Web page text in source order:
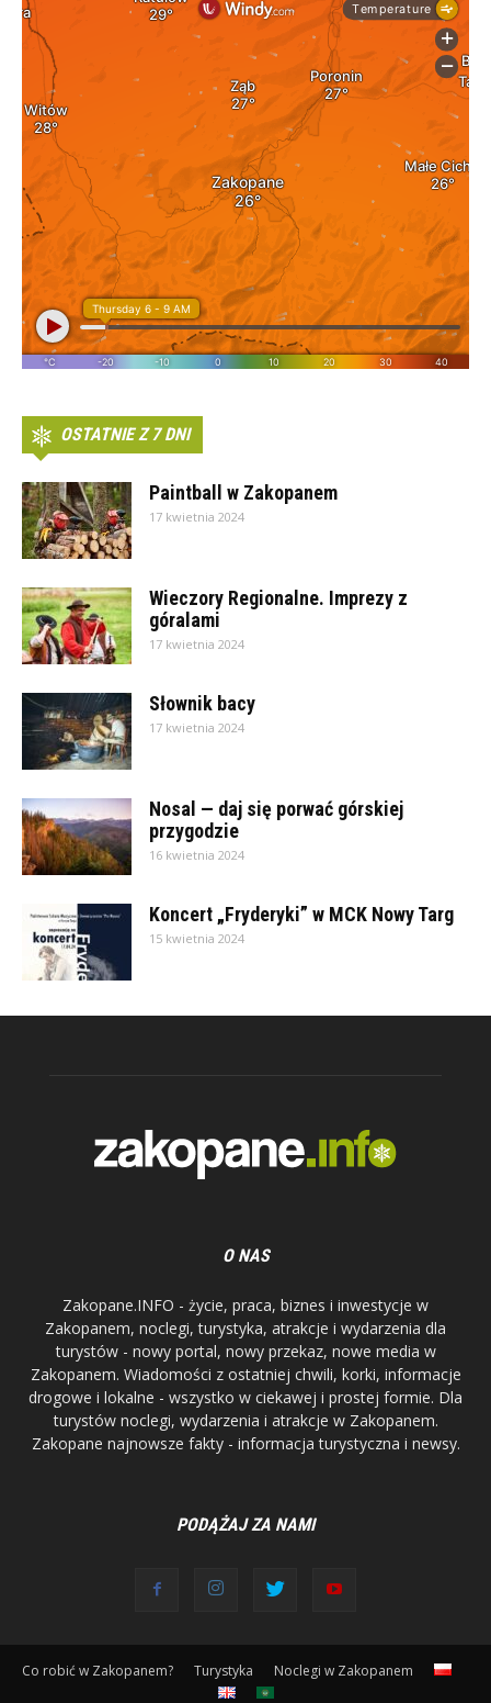
OSTATNIE Z 7 DNI
Paintball w Zakopanem
17 kwietnia 2024
Wieczory Regionalne. Imprezy z
góralami
17 kwietnia 2024
Słownik bacy
17 kwietnia 2024
Nosal — daj się porwać górskiej
przygodzie
16 kwietnia 2024
Koncert „Fryderyki” w MCK Nowy Targ
15 kwietnia 2024
O NAS
Zakopane.INFO - życie, praca, biznes i inwestycje w
Zakopanem, noclegi, turystyka, atrakcje i wydarzenia dla
turystów - nowy portal, nowy przekaz, nowe media w
Zakopanem. Wiadomości z ostatniej chwili, korki, informacje
drogowe i lokalne - wszystko w ciekawej i prostej formie. Dla
turystów noclegi, wydarzenia i atrakcje w Zakopanem.
Zakopane najnowsze fakty - informacja turystyczna i newsy.
PODĄŻAJ ZA NAMI
Co robić w Zakopanem? Turystyka Noclegi w Zakopanem